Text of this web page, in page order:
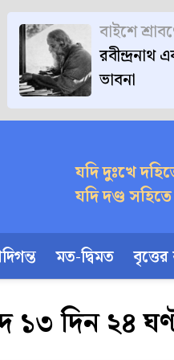
বাইশে
রবীন্দ্রনাথ
ভাবনা
যদি দুঃখে
যদি দণ্ড
মত-দ্বিমত
১৩ দিন ২৪